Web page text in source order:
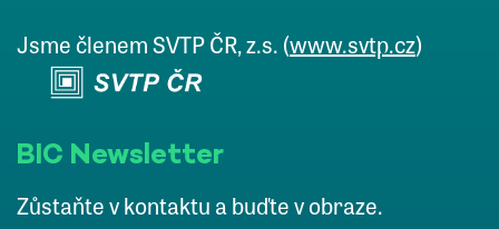
Jsme členem SVTP ČR, z.s. (www.svtp.cz)
BIC Newsletter
Zůstaňte v kontaktu a buďte v obraze.